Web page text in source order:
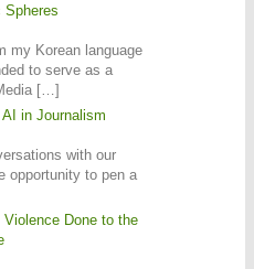
Spheres
my Korean language
to serve as a
[…]
in Journalism
with our
opportunity to pen a
Done to the